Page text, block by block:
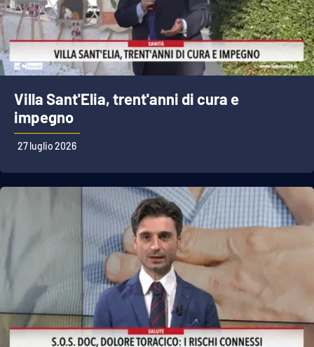
Villa Sant'Elia, trent'anni di cura e
impegno
27 luglio 2026